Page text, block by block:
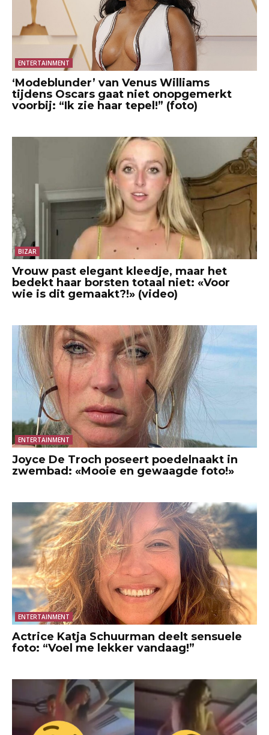
ENTERTAINMENT
‘Modeblunder’ van Venus Williams
tijdens Oscars gaat niet onopgemerkt
voorbij: “Ik zie haar tepel!” (foto)
BIZAR
Vrouw past elegant kleedje, maar het
bedekt haar borsten totaal niet: «Voor
wie is dit gemaakt?!» (video)
ENTERTAINMENT
Joyce De Troch poseert poedelnaakt in
zwembad: «Mooie en gewaagde foto!»
ENTERTAINMENT
Actrice Katja Schuurman deelt sensuele
foto: “Voel me lekker vandaag!”